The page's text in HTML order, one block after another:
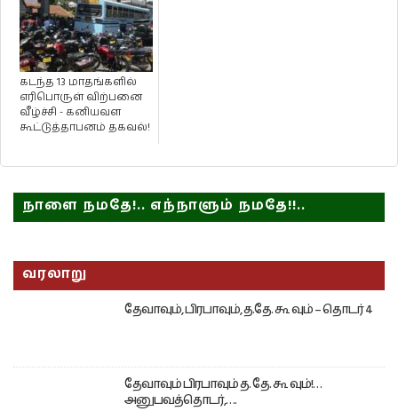
கடந்த 13 மாதங்களில்
எரிபொருள் விற்பனை
வீழ்ச்சி - கனியவள
கூட்டுத்தாபனம் தகவல்!
நாளை நமதே!.. எந்நாளும் நமதே!!..
வரலாறு
தேவாவும், பிரபாவும், த.தே. கூ வும் – தொடர் 4
தேவாவும் பிரபாவும் த. தே. கூ வும்!…
அனுபவத்தொடர்,….